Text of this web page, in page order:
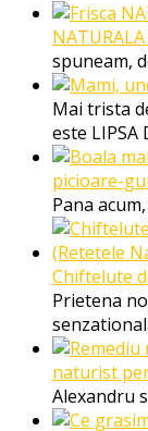
spuneam,
Mai trista
este LIPSA
picioare-
Pana
Chiftelute
Prietena
naturist
Alexandru